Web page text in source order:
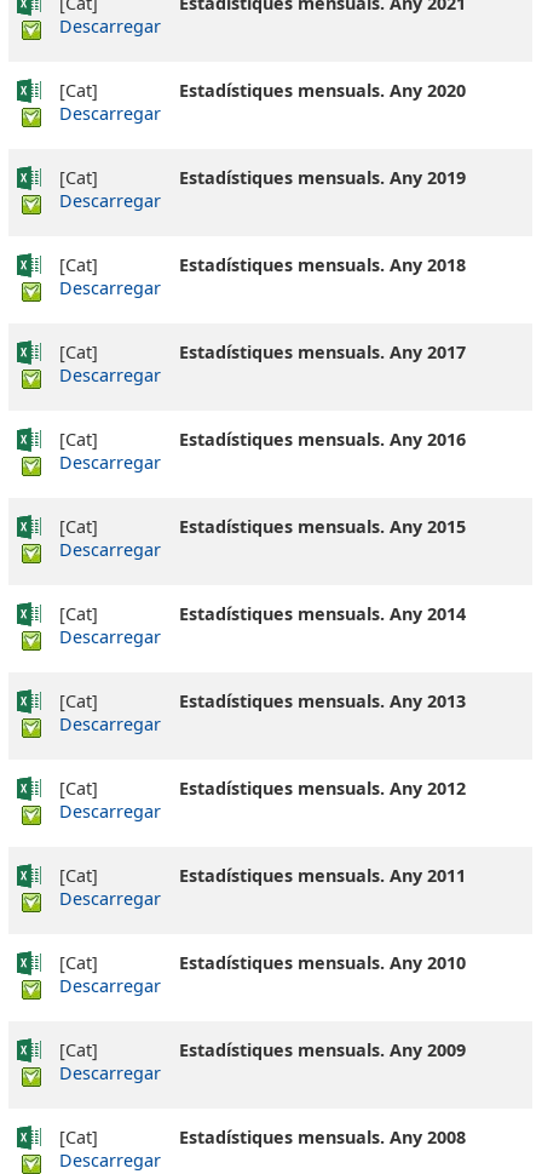
Descarregar
[Cat]
Descarregar
Estadístiques mensuals. Any 2020
[Cat]
Descarregar
Estadístiques mensuals. Any 2019
[Cat]
Descarregar
Estadístiques mensuals. Any 2018
[Cat]
Descarregar
Estadístiques mensuals. Any 2017
[Cat]
Descarregar
Estadístiques mensuals. Any 2016
[Cat]
Descarregar
Estadístiques mensuals. Any 2015
[Cat]
Descarregar
Estadístiques mensuals. Any 2014
[Cat]
Descarregar
Estadístiques mensuals. Any 2013
[Cat]
Descarregar
Estadístiques mensuals. Any 2012
[Cat]
Descarregar
Estadístiques mensuals. Any 2011
[Cat]
Descarregar
Estadístiques mensuals. Any 2010
[Cat]
Descarregar
Estadístiques mensuals. Any 2009
[Cat]
Descarregar
Estadístiques mensuals. Any 2008